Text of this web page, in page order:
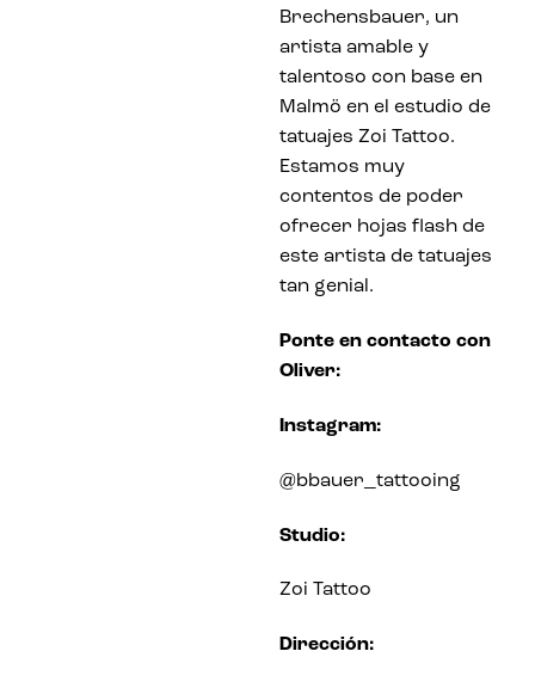
Brechensbauer, un
artista amable y
talentoso con base en
Malmö en el estudio de
tatuajes Zoi Tattoo.
Estamos muy
contentos de poder
ofrecer hojas flash de
este artista de tatuajes
tan genial.
Ponte en contacto con
Oliver:
Instagram:
@bbauer_tattooing
Studio:
Zoi Tattoo
Dirección: